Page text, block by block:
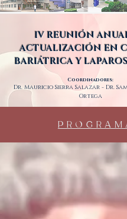
IV REUNIÓN
ACTUALIZACIÓN EN
BARIÁTRICA Y
Coordinadores:
Dr. Mauricio Sierra Salazar - Dr.
Ortega
P R O G R A M